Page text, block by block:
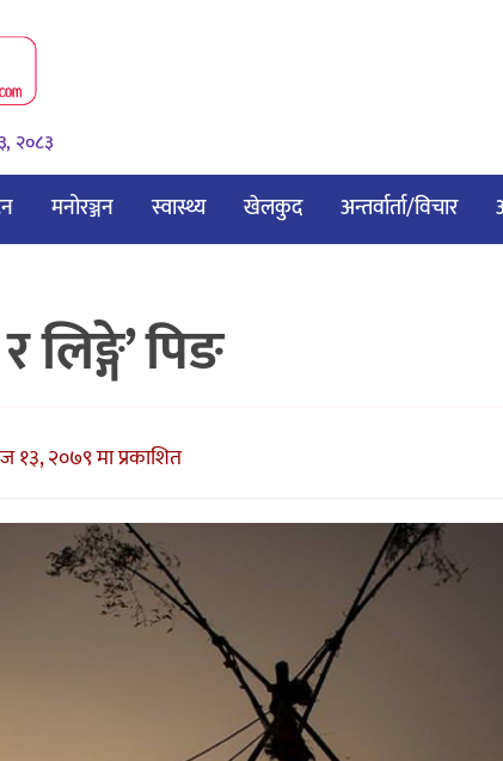
२०८३
मनोरञ्जन स्वास्थ्य खेलकुद अन्तर्वार्ता/विचार
लिङ्गे’ पिङ
१३, २०७९ मा प्रकाशित